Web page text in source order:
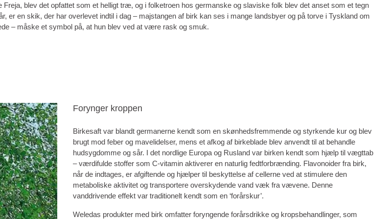
blev det opfattet som et helligt træ, og i folketroen hos germanske og slaviske folk blev det anset som et tegn
er en skik, der har overlevet indtil i dag – majstangen af birk kan ses i mange landsbyer og på torve i Tyskland om
– måske et symbol på, at hun blev ved at være rask og smuk.
Forynger kroppen
Birkesaft var blandt germanerne kendt som en skønhedsfremmende og styrkende kur og blev
brugt mod feber og mavelidelser, mens et afkog af birkeblade blev anvendt til at behandle
hudsygdomme og sår. I det nordlige Europa og Rusland var birken kendt som hjælp til vægttab
– værdifulde stoffer som C-vitamin aktiverer en naturlig fedtforbrænding. Flavonoider fra birk,
når de indtages, er afgiftende og hjælper til beskyttelse af cellerne ved at stimulere den
metaboliske aktivitet og transportere overskydende vand væk fra vævene. Denne
vanddrivende effekt var traditionelt kendt som en ‘forårskur’.
Weledas produkter med birk omfatter foryngende forårsdrikke og kropsbehandlinger, som